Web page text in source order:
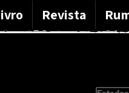
Revista